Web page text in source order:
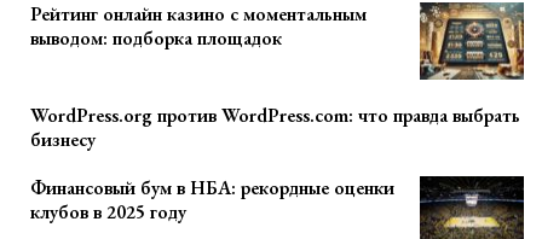
Рейтинг онлайн казино с моментальным
выводом: подборка площадок
WordPress.org против WordPress.com: что правда выбрать
бизнесу
Финансовый бум в НБА: рекордные оценки
клубов в 2025 году